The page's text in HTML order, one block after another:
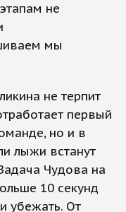
не
мы
не терпит
первый
но и в
лыжи встанут
Чудова на
10 секунд
убежать. От